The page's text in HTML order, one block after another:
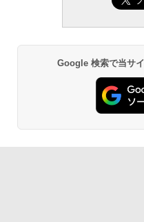
Google 検索で当サ